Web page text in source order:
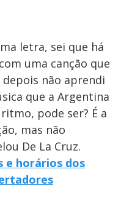
letra, sei que há
uma canção que
não aprendi
que a Argentina
pode ser? É a
mas não
De La Cruz.
e horários dos